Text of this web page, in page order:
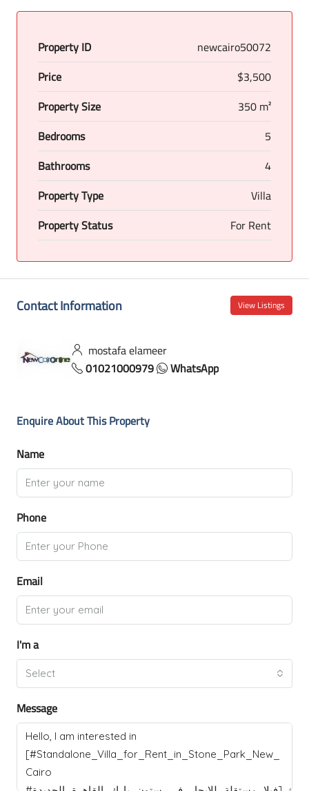
Property ID
newcairo50072
Price
$3,500
Property Size
350 m²
Bedrooms
5
Bathrooms
4
Property Type
Villa
Property Status
For Rent
Contact Information View Listings
mostafa elameer
01021000979
WhatsApp
Enquire About This Property
Name
Phone
Email
I'm a
Select
Message